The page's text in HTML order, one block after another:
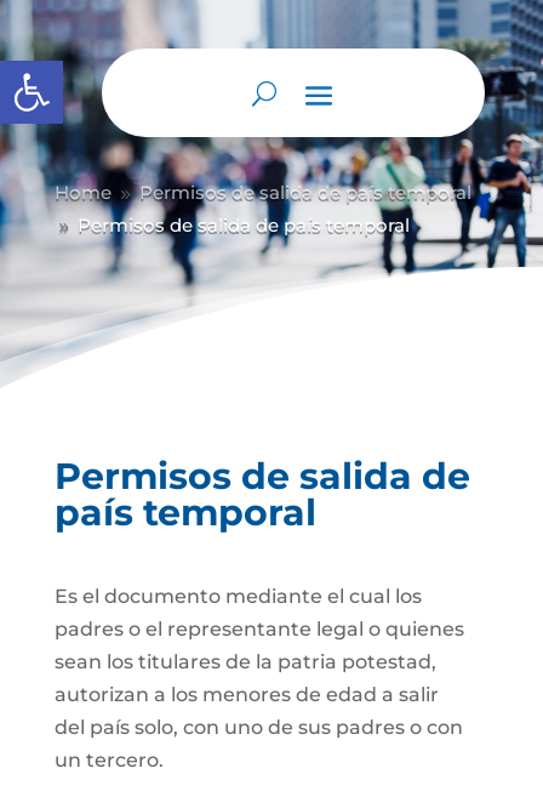
Abrir barra de herramientas
Home 9 Permisos de salida de país temporal
9 Permisos de salida de país temporal
Permisos de salida de
país temporal
Es el documento mediante el cual los
padres o el representante legal o quienes
sean los titulares de la patria potestad,
autorizan a los menores de edad a salir
del país solo, con uno de sus padres o con
un tercero.